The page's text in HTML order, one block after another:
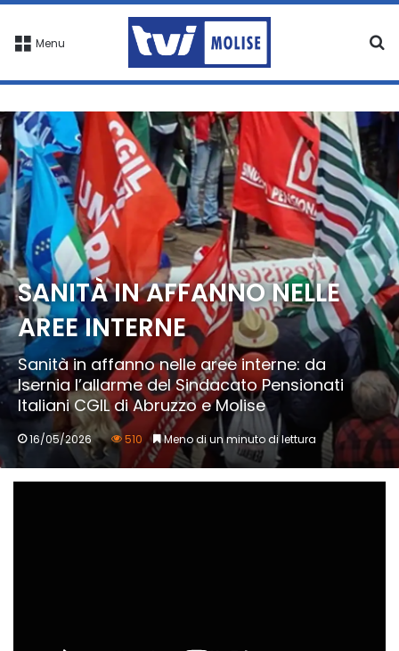
Menu
SANITÀ IN AFFANNO NELLE
AREE INTERNE
Sanità in affanno nelle aree interne: da
Isernia l’allarme del Sindacato Pensionati
Italiani CGIL di Abruzzo e Molise
16/05/2026 510 Meno di un minuto di lettura